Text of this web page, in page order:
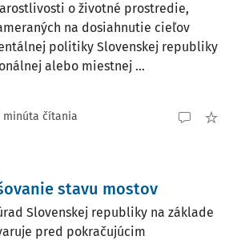
o životné prostredie,
na dosiahnutie cieľov
politiky Slovenskej republiky
alebo miestnej ...
minúta čítania
stavu mostov
Slovenskej republiky na základe
pred pokračujúcim